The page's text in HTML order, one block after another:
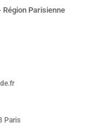
Région Parisienne
Paris